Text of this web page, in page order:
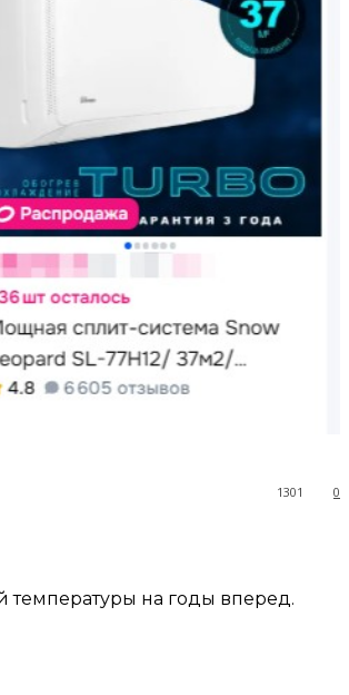
0
1301
температуры на годы вперед.